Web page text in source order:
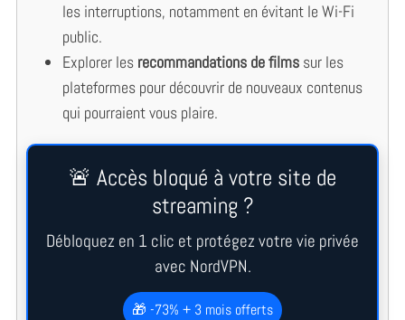
les interruptions, notamment en évitant le Wi-Fi
public.
Explorer les recommandations de filmssur les
plateformes pour découvrir de nouveaux contenus
qui pourraient vous plaire.
🚨 Accès bloqué à votre site de
streaming ?
Débloquez en 1 clic et protégez votre vie privée
avec NordVPN.
🎁 -73% + 3 mois offerts